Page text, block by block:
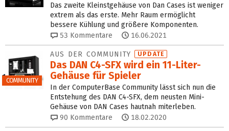
Das zweite Kleinstgehäuse von Dan Cases ist weniger
extrem als das erste. Mehr Raum ermöglicht
bessere Kühlung und größere Komponenten.
53 Kommentare 16.06.2021
COMMUNITY
AUS DER COMMUNITY UPDATE
Das DAN C4-SFX wird ein 11-Liter-
Gehäuse für Spieler
In der ComputerBase Community lässt sich nun die
Entstehung des DAN C4-SFX, dem neusten Mini-
Gehäuse von DAN Cases hautnah miterleben.
90 Kommentare 18.02.2020